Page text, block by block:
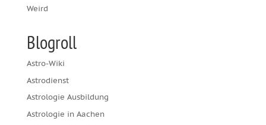
Weird
Blogroll
Astro-Wiki
Astrodienst
Astrologie Ausbildung
Astrologie in Aachen